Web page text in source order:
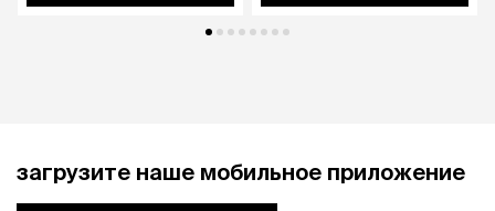
загрузите наше мобильное приложение